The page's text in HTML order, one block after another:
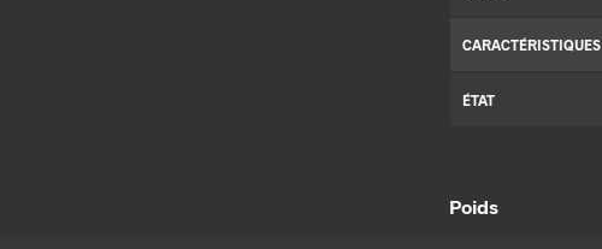
CARACTÉRISTIQUES
ÉTAT
Poids